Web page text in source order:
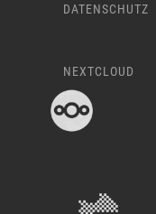
DATENSCHUTZ
NEXTCLOUD